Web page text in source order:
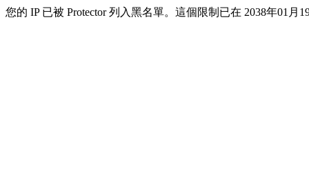
您的 IP 已被 Protector 列入黑名單。這個限制已在 2038年01月